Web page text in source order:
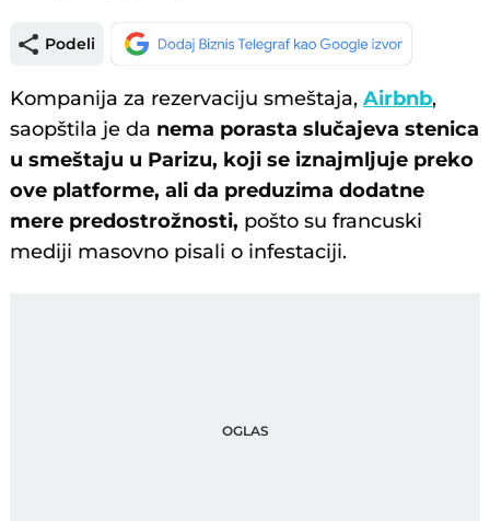
Podeli
Kompanija za rezervaciju smeštaja,Airbnb,
saopštila je da nema porasta slučajeva stenica
u smeštaju u Parizu, koji se iznajmljuje preko
ove platforme, ali da preduzima dodatne
mere predostrožnosti, pošto su francuski
mediji masovno pisali o infestaciji.